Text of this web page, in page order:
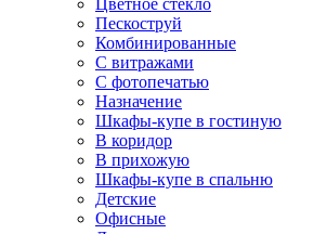
Цветное стекло
Пескоструй
Комбинированные
С витражами
С фотопечатью
Назначение
Шкафы-купе в гостиную
В коридор
В прихожую
Шкафы-купе в спальню
Детские
Офисные